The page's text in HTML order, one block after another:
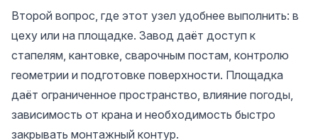
Второй вопрос, где этот узел удобнее выполнить: в
цеху или на площадке. Завод даёт доступ к
стапелям, кантовке, сварочным постам, контролю
геометрии и подготовке поверхности. Площадка
даёт ограниченное пространство, влияние погоды,
зависимость от крана и необходимость быстро
закрывать монтажный контур.